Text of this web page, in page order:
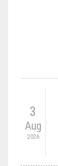
3
Aug
2026